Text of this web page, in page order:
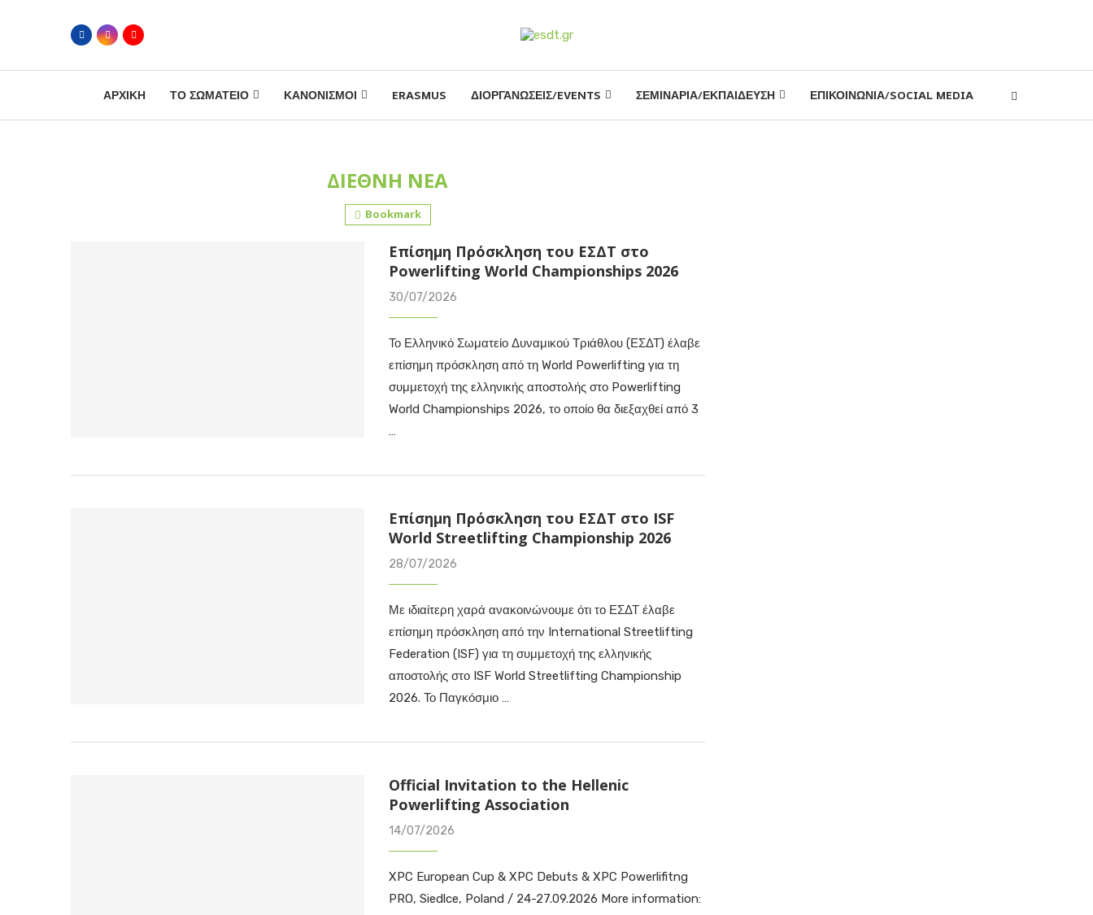
ΑΡΧΙΚΗ ΤΟ ΣΩΜΑΤΕΙΟ ΚΑΝΟΝΙΣΜΟΙ ERASMUS ΔΙΟΡΓΑΝΩΣΕΙΣ/EVENTS ΣΕΜΙΝΑΡΙΑ/ΕΚΠΑΙΔΕΥΣΗ ΕΠΙΚΟΙΝΩΝΙΑ/SOCIAL MEDIA
ΔΙΕΘΝΗ ΝΕΑ
Bookmark
Επίσημη Πρόσκληση του ΕΣΔΤ στο
Powerlifting World Championships 2026
30/07/2026
Το Ελληνικό Σωματείο Δυναμικού Τριάθλου (ΕΣΔΤ) έλαβε
επίσημη πρόσκληση από τη World Powerlifting για τη
συμμετοχή της ελληνικής αποστολής στο Powerlifting
World Championships 2026, το οποίο θα διεξαχθεί από 3
…
Επίσημη Πρόσκληση του ΕΣΔΤ στο ISF
World Streetlifting Championship 2026
28/07/2026
Με ιδιαίτερη χαρά ανακοινώνουμε ότι το ΕΣΔΤ έλαβε
επίσημη πρόσκληση από την International Streetlifting
Federation (ISF) για τη συμμετοχή της ελληνικής
αποστολής στο ISF World Streetlifting Championship
2026. Το Παγκόσμιο …
Official Invitation to the Hellenic
Powerlifting Association
14/07/2026
XPC European Cup & XPC Debuts & XPC Powerlifitng
PRO, Siedlce, Poland / 24-27.09.2026 More information: